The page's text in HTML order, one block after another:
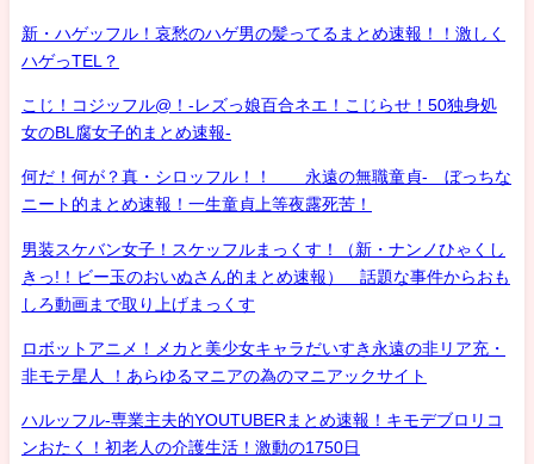
新・ハゲッフル！哀愁のハゲ男の髪ってるまとめ速報！！激しく
ハゲっTEL？
こじ！コジッフル@！-レズっ娘百合ネエ！こじらせ！50独身処
女のBL腐女子的まとめ速報-
何だ！何が？真・シロッフル！！ 永遠の無職童貞- ぼっちな
ニート的まとめ速報！一生童貞上等夜露死苦！
男装スケバン女子！スケッフルまっくす！（新・ナンノひゃくし
きっ!！ビー玉のおいぬさん的まとめ速報） 話題な事件からおも
しろ動画まで取り上げまっくす
ロボットアニメ！メカと美少女キャラだいすき永遠の非リア充・
非モテ星人 ！あらゆるマニアの為のマニアックサイト
ハルッフル-専業主夫的YOUTUBERまとめ速報！キモデブロリコ
ンおたく！初老人の介護生活！激動の1750日